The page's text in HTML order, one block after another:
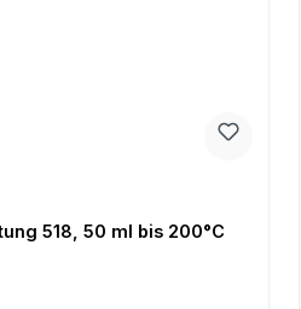
518, 50 ml bis 200°C